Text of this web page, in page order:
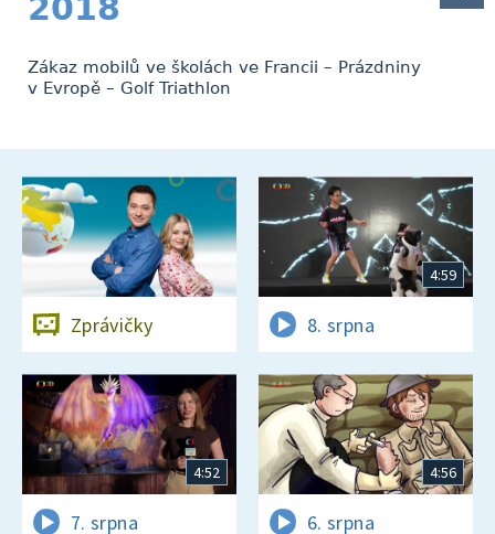
2018
Zákaz mobilů ve školách ve Francii – Prázdniny
v Evropě – Golf Triathlon
Zprávičky
4:59
8. srpna
4:52
7. srpna
4:56
6. srpna